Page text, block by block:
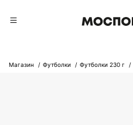
Магазин Футболки Футболки 230 г